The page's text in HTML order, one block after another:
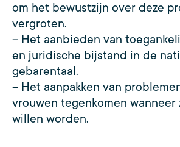
om het bewustzijn over deze
vergroten.
– Het aanbieden van
en juridische bijstand in de
gebarentaal.
– Het aanpakken van
vrouwen tegenkomen wanneer
willen worden.